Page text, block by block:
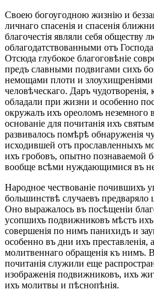
Своею богоугодною жизнію и
личнаго спасенія и спасенія
благочестія являли себя обществу
облагодатствованными отъ
Отсюда глубокое благоговѣніе
предъ славными подвигами сихъ
немощами плоти и злоухищреніями
человѣческаго. Даръ
обладали при жизни и особенно
окружалъ ихъ ореоломъ неземного
основаніе для почитанія ихъ
развивалось помѣрѣ обнаруженія
исходившей отъ прославленныхъ
ихъ гробовъ, опытно
вообще всѣми нуждающимися въ
Народное чествованіе почившихъ
большинствѣ случаевъ предваряло
Оно выражалось въ посѣщеніи
усопшихъ подвижниковъ мѣстъ ихъ
совершенія по нимъ панихидъ и
особенно въ дни ихъ преставленія,
молитвеннаго обращенія къ нимъ.
почитанія служили еще
изображенія подвижниковъ, ихъ
ихъ молитвы и пѣснопѣнія.